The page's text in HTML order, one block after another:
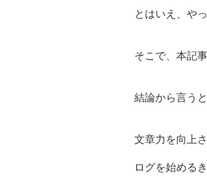
とはいえ、や
そこで、本記
結論から言う
文章力を向上
ログを始める